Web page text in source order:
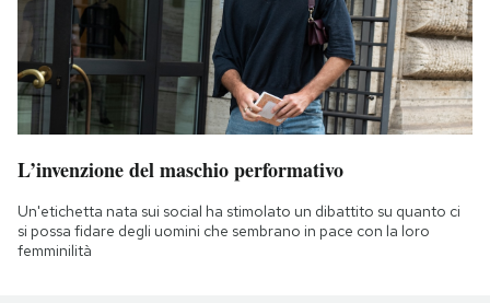
L’invenzione del maschio performativo
Un'etichetta nata sui social ha stimolato un dibattito su quanto ci
si possa fidare degli uomini che sembrano in pace con la loro
femminilità